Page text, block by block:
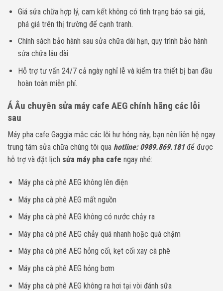
Giá sửa chữa hợp lý, cam kết không có tình trạng báo sai giá,
phá giá trên thị trường để cạnh tranh.
Chính sách bảo hành sau sửa chữa dài hạn, quy trình bảo hành
sửa chữa lâu dài.
Hỗ trợ tư vấn 24/7 cả ngày nghỉ lễ và kiểm tra thiết bị ban đầu
hoàn toàn miễn phí.
Á Âu chuyên sửa máy cafe AEG chính hãng các lỗi
sau
Máy pha cafe Gaggia mắc các lỗi hư hỏng này, bạn nên liên hệ ngay
trung tâm sửa chữa chúng tôi qua hotline: 0989.869.181để được
hỗ trợ và đặt lịch sửa máy pha cafe ngay nhé:
Máy pha cà phê AEG không lên điện
Máy pha cà phê AEG mất nguồn
Máy pha cà phê AEG không có nước chảy ra
Máy pha cà phê AEG chảy quá nhanh hoặc quá chậm
Máy pha cà phê AEG hỏng cối, kẹt cối xay cà phê
Máy pha cà phê AEG hỏng bơm
Máy pha cà phê AEG không ra hơi tại vòi đánh sữa